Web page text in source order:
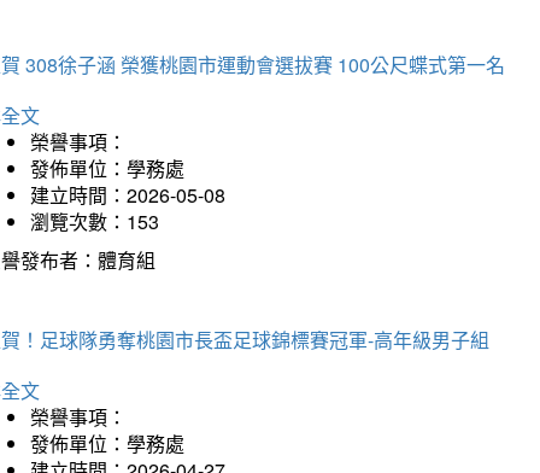
308徐子涵 榮獲桃園市運動會選拔賽 100公尺蝶式第一名
文
榮譽事項：
發佈單位：學務處
建立時間：2026-05-08
瀏覽次數：153
發布者：體育組
！足球隊勇奪桃園市長盃足球錦標賽冠軍-高年級男子組
文
榮譽事項：
發佈單位：學務處